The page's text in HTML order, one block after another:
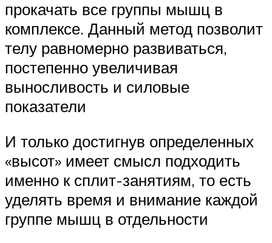
прокачать все группы мышц в
комплексе. Данный метод позволит
телу равномерно развиваться,
постепенно увеличивая
выносливость и силовые
показатели
И только достигнув определенных
«высот» имеет смысл подходить
именно к сплит-занятиям, то есть
уделять время и внимание каждой
группе мышц в отдельности